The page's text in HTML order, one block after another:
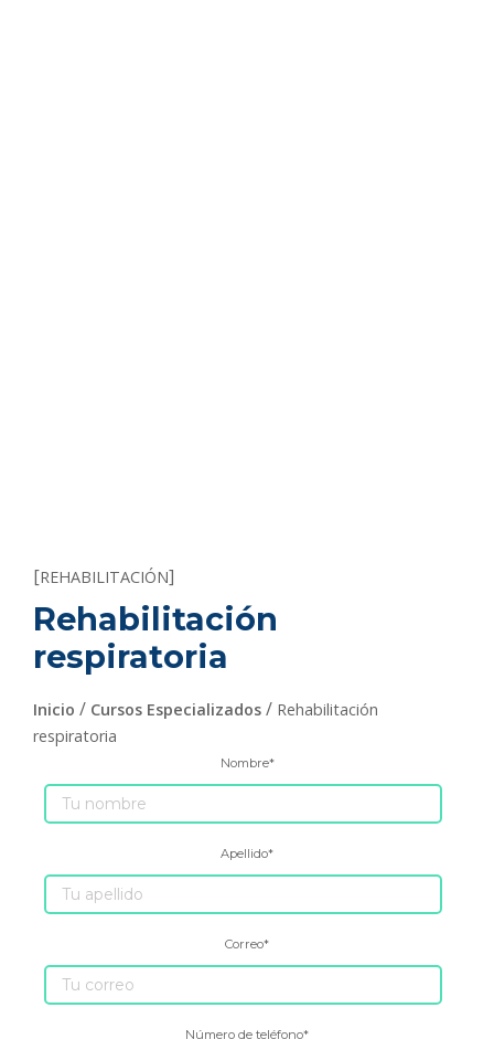
[REHABILITACIÓN]
Rehabilitación
respiratoria
Inicio / Cursos Especializados / Rehabilitación
respiratoria
Nombre*
Apellido*
Correo*
Número de teléfono*